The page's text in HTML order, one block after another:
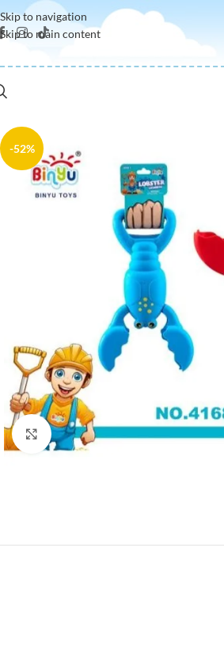
Skip to navigation
Skip to main content
-52%
Click to enlarge